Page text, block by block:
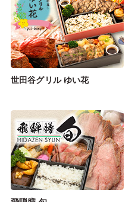
世田谷グリル ゆい花